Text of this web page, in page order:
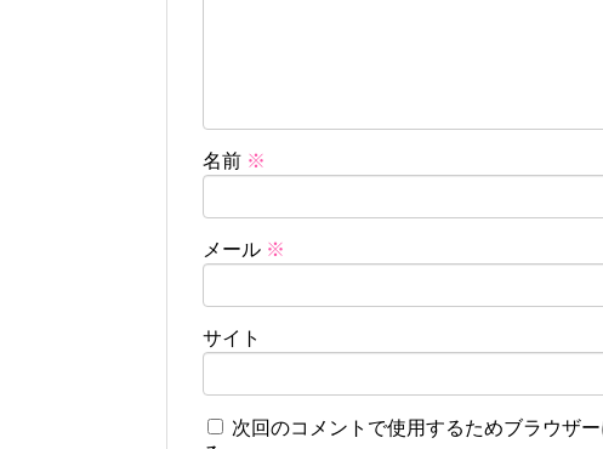
名前 ※
メール ※
サイト
次回のコメントで使用するためブラウザ